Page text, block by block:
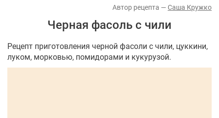
Саша Кружко
Черная фасоль с чили
Рецепт приготовления черной фасоли с чили, цуккини,
луком, морковью, помидорами и кукурузой.